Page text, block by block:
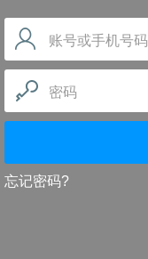
账号或手机号码
密码
忘记密码?